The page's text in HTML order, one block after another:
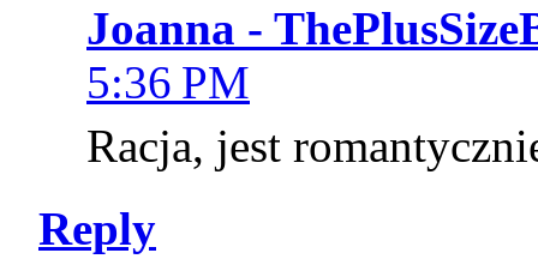
Joanna -
5:36 PM
Racja, jest
Reply